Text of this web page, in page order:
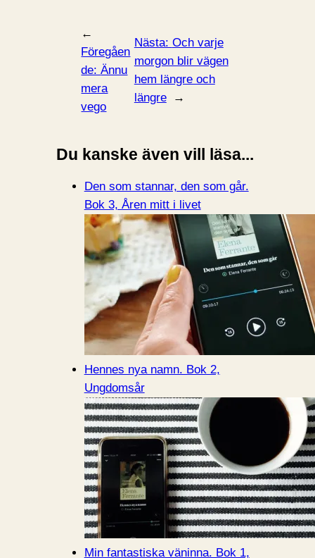
←
Föregåen
de:Ännu
mera
vego
Nästa: Och varje
morgon blir vägen
hem längre och
längre
→
Du kanske även vill läsa...
Den som stannar, den som går.
Bok 3, Åren mitt i livet
Hennes nya namn. Bok 2,
Ungdomsår
Min fantastiska väninna. Bok 1,